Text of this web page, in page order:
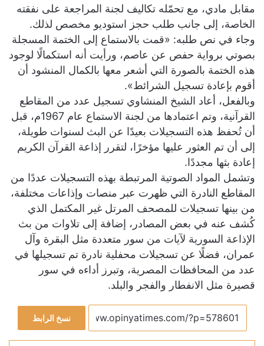
مقابل مادي، مع تحمّله تكاليف لجنة المراجعة على نفقته
الخاصة، إلى جانب طلب حجز استوديو مخصص لذلك.
وجاء في نص طلبه: «قمت بالاستماع إلى الختمة المسجلة
بصوتي برواية حفص عن عاصم، ورأيت أنه استكمالًا لوجود
هذه الختمة بالصورة التي أشعر معها بالكمال المنشود أن
أقوم بإعادة تسجيل الشرائط».
وبالفعل، أعاد الشيخ المنشاوي تسجيل عدد من المقاطع
القرآنية، وتم اعتمادها من لجنة الاستماع عام 1967م، قبل
أن تُحفظ هذه التسجيلات بعيدًا عن البث لسنوات طويلة،
إلى أن تم العثور عليها مؤخرًا، لتقرر إذاعة القرآن الكريم
إعادة بثها مجددًا.
وتشمل المواد الصوتية المرتبطة بهذه التسجيلات عددًا من
المقاطع النادرة التي ظهرت عبر منصات وإذاعات مختلفة،
من بينها تسجيلات للمصحف المرتل غير المكتمل الذي
كُشف عنه في بعض المصادر، إضافة إلى تلاوات من بث
الإذاعة السورية لآيات من سور متعددة مثل البقرة وآل
عمران، فضلًا عن تسجيلات محفلية نادرة تم تسجيلها في
عدد من المحافظات المصرية، وتبرز أداءه في سور
قصيرة مثل الانفطار والفجر والبلد.
نسخ الرابط